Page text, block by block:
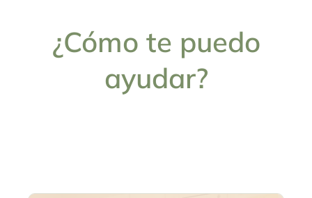
¿Cómo te puedo
ayudar?